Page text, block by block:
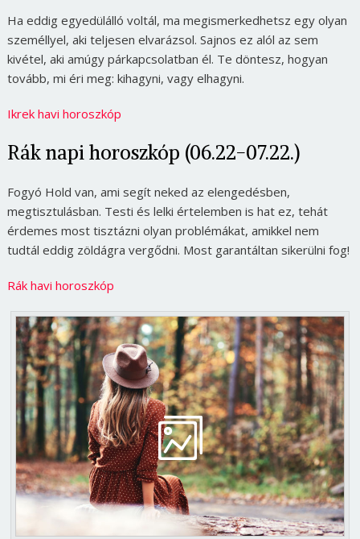
Ha eddig egyedülálló voltál, ma megismerkedhetsz egy olyan
személlyel, aki teljesen elvarázsol. Sajnos ez alól az sem
kivétel, aki amúgy párkapcsolatban él. Te döntesz, hogyan
tovább, mi éri meg: kihagyni, vagy elhagyni.
Ikrek havi horoszkóp
Rák napi horoszkóp (06.22-07.22.)
Fogyó Hold van, ami segít neked az elengedésben,
megtisztulásban. Testi és lelki értelemben is hat ez, tehát
érdemes most tisztázni olyan problémákat, amikkel nem
tudtál eddig zöldágra vergődni. Most garantáltan sikerülni fog!
Rák havi horoszkóp